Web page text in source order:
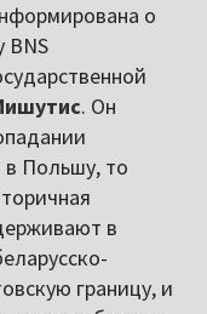
о
BNS
. Он
в Польшу, то
в
границу, и